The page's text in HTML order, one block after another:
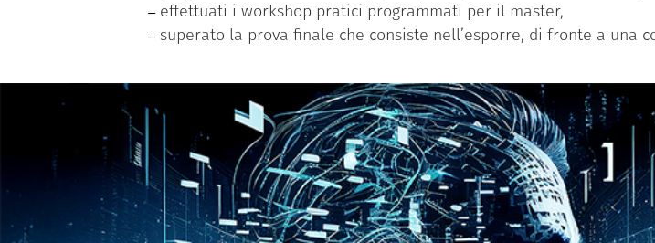
effettuati i workshop pratici programmati per il master,
superato la prova finale che consiste nell’esporre, di fronte a una